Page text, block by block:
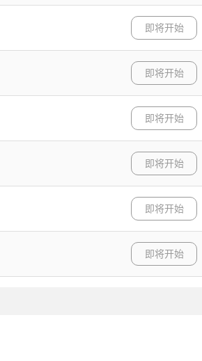
即将开始
即将开始
即将开始
即将开始
即将开始
即将开始